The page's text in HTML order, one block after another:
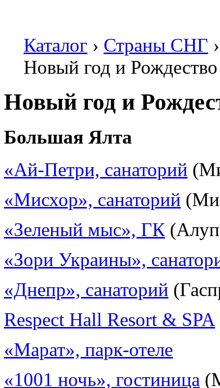
Каталог › Страны СНГ ›
Новый год и
Новый год и
Большая Ялта
«Ай-Петри, санаторий
«Мисхор», санаторий
«Зеленый мыс», ГК
«Зори Украины»,
«Днепр», санаторий
Respect Hall Resort & SPA
«Марат», парк-отеле
«1001 ночь», гостиница